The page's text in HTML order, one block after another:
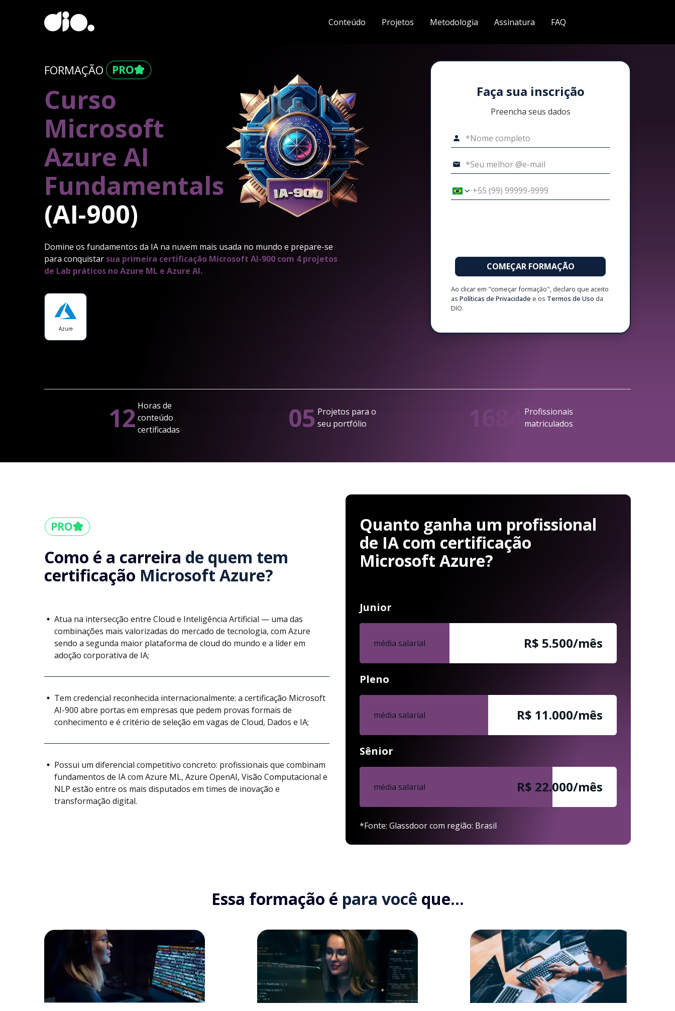
Conteúdo Projetos Metodologia Assinatura FAQ
FORMAÇÃO
Curso
Microsoft
Azure AI
Fundamentals
(AI-900)
Domine os fundamentos da IA na nuvem mais usada no mundo e prepare-se
para conquistar sua primeira certificação Microsoft AI-900 com 4 projetos
de Lab práticos no Azure ML e Azure AI.
Azure
Faça sua inscrição
Preencha seus dados
COMEÇAR FORMAÇÃO
Ao clicar em "começar formação", declaro que aceito
as Políticas de Privacidade e os Termos de Uso da
DIO.
12 Horas de
conteúdo
certificadas
05 Projetos para o
seu portfólio
1684
Profissionais
matriculados
Como é a carreira de quem tem
certificação Microsoft Azure?
Atua na intersecção entre Cloud e Inteligência Artificial — uma das
combinações mais valorizadas do mercado de tecnologia, com Azure
sendo a segunda maior plataforma de cloud do mundo e a líder em
adoção corporativa de IA;
Tem credencial reconhecida internacionalmente: a certificação Microsoft
AI-900 abre portas em empresas que pedem provas formais de
conhecimento e é critério de seleção em vagas de Cloud, Dados e IA;
Possui um diferencial competitivo concreto: profissionais que combinam
fundamentos de IA com Azure ML, Azure OpenAI, Visão Computacional e
NLP estão entre os mais disputados em times de inovação e
transformação digital.
Quanto ganha um profissional
de IA com certificação
Microsoft Azure?
Junior
média salarial R$ 5.500/mês
Pleno
média salarial R$ 11.000/mês
Sênior
média salarial R$ 22.000/mês
*Fonte: Glassdoor com região: Brasil
Essa formação é para você que...